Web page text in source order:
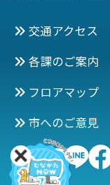
交通アクセス
各課のご案内
フロアマップ
市へのご意見